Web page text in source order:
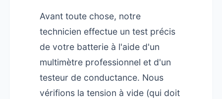
Avant toute chose, notre
technicien effectue un test précis
de votre batterie à l'aide d'un
multimètre professionnel et d'un
testeur de conductance. Nous
vérifions la tension à vide (qui doit